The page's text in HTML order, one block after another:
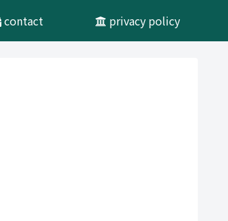
contact privacy policy